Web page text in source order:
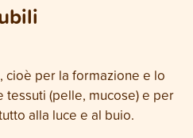
cioè per la formazione e lo
(pelle, mucose) e per
alla luce e al buio.